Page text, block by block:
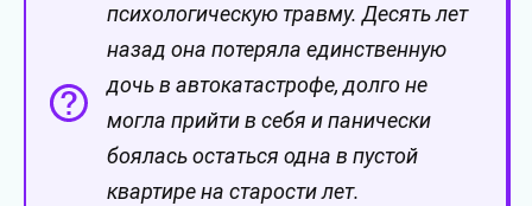
психологическую травму. Десять лет
назад она потеряла единственную
дочь в автокатастрофе, долго не
могла прийти в себя и панически
боялась остаться одна в пустой
квартире на старости лет.